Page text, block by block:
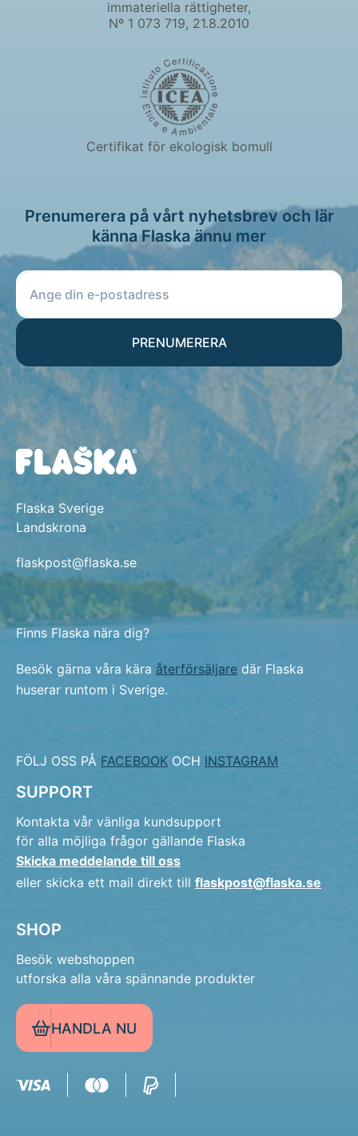
immateriella rättigheter,
Nº 1 073 719, 21.8.2010
Certifikat för ekologisk bomull
Prenumerera på vårt nyhetsbrev och lär
känna Flaska ännu mer
PRENUMERERA
Flaska Sverige
Landskrona
flaskpost@flaska.se
Finns Flaska nära dig?
Besök gärna våra kära återförsäljare där Flaska
huserar runtom i Sverige.
FÖLJ OSS PÅ FACEBOOK OCH INSTAGRAM
SUPPORT
Kontakta vår vänliga kundsupport
för alla möjliga frågor gällande Flaska
Skicka meddelande till oss
eller skicka ett mail direkt till flaskpost@flaska.se
SHOP
Besök webshoppen
utforska alla våra spännande produkter
HANDLA NU